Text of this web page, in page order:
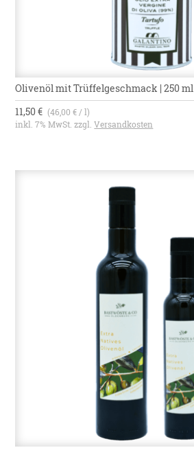
Olivenöl mit Trüffelgeschmack | 250 ml
11,50 € (46,00 € / l)
inkl. 7% MwSt. zzgl.Versandkosten